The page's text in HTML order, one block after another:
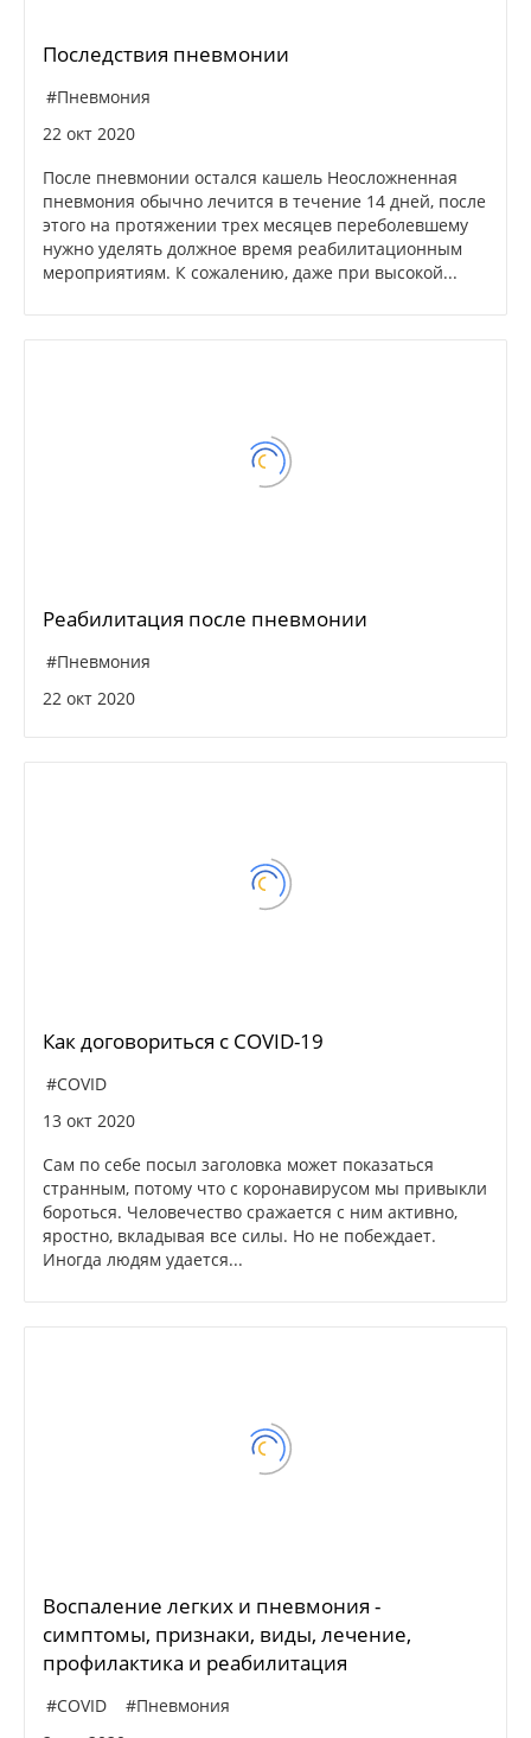
Последствия пневмонии
#Пневмония
22 окт 2020
После пневмонии остался кашель Неосложненная
пневмония обычно лечится в течение 14 дней, после
этого на протяжении трех месяцев переболевшему
нужно уделять должное время реабилитационным
мероприятиям. К сожалению, даже при высокой...
Реабилитация после пневмонии
#Пневмония
22 окт 2020
Как договориться с COVID-19
#COVID
13 окт 2020
Сам по себе посыл заголовка может показаться
странным, потому что с коронавирусом мы привыкли
бороться. Человечество сражается с ним активно,
яростно, вкладывая все силы. Но не побеждает.
Иногда людям удается...
Воспаление легких и пневмония -
симптомы, признаки, виды, лечение,
профилактика и реабилитация
#COVID
#Пневмония